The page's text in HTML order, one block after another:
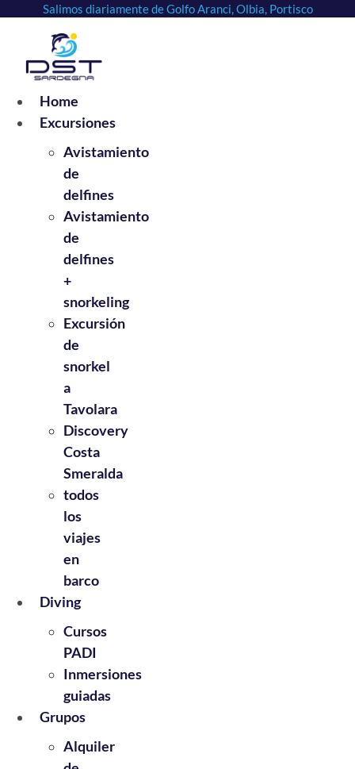
contenido
Salimos diariamente de Golfo Aranci, Olbia, Portisco
Home
Excursiones
Avistamiento
de
delfines
Avistamiento
de
delfines
+
snorkeling
Excursión
de
snorkel
a
Tavolara
Discovery
Costa
Smeralda
todos
los
viajes
en
barco
Diving
Cursos
PADI
Inmersiones
guiadas
Grupos
Alquiler